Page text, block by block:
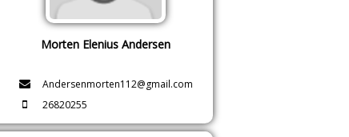
Morten Elenius Andersen
Andersenmorten112@gmail.com
26820255